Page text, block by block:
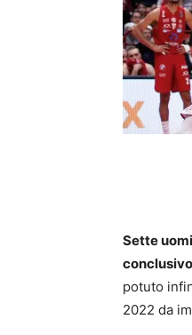
Sette
potuto
2022 da